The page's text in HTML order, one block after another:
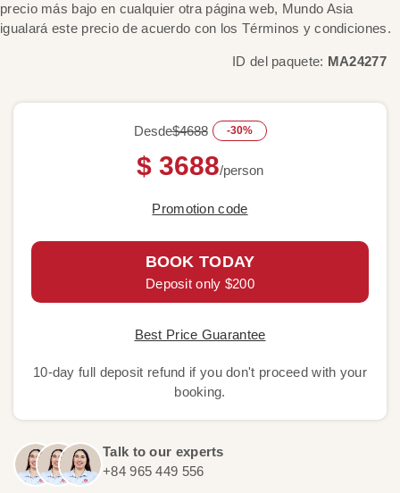
precio más bajo en cualquier otra página web, Mundo Asia
igualará este precio de acuerdo con los Términos y condiciones.
ID del paquete: MA24277
Desde$4688 -30%
$ 3688/person
Promotion code
BOOK TODAY
Deposit only $200
Best Price Guarantee
10-day full deposit refund if you don't proceed with your
booking.
Talk to our experts
+84 965 449 556